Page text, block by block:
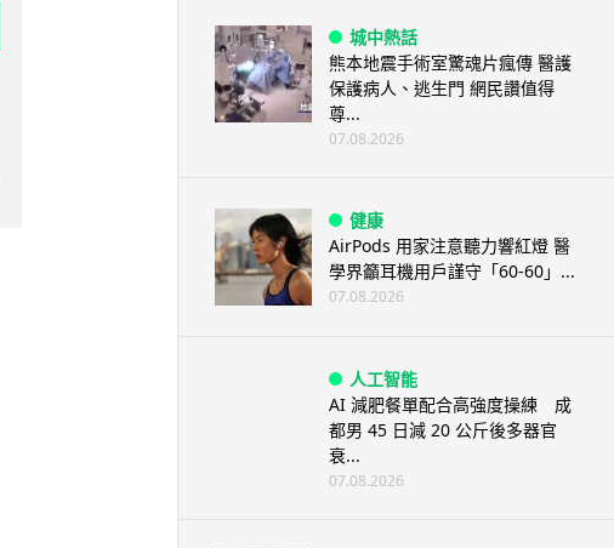
城中熱話
熊本地震手術室驚魂片瘋傳 醫護
保護病人、逃生門 網民讚值得
尊...
07.08.2026
健康
AirPods 用家注意聽力響紅燈 醫
學界籲耳機用戶謹守「60-60」...
07.08.2026
人工智能
AI 減肥餐單配合高強度操練 成
都男 45 日減 20 公斤後多器官
衰...
07.08.2026